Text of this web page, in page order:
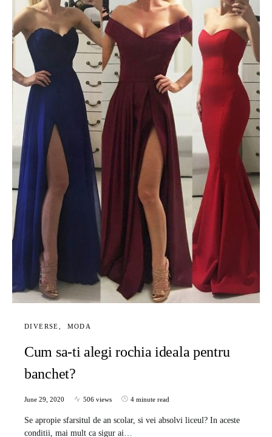
DIVERSE MODA
Cum sa-ti alegi rochia ideala pentru
banchet?
June 29, 2020 506 views 4 minute read
Se apropie sfarsitul de an scolar, si vei absolvi liceul? In aceste
conditii, mai mult ca sigur ai…